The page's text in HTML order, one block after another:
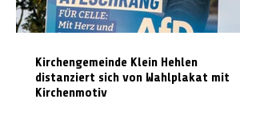
Kirchengemeinde Klein Hehlen
distanziert sich von Wahlplakat mit
Kirchenmotiv